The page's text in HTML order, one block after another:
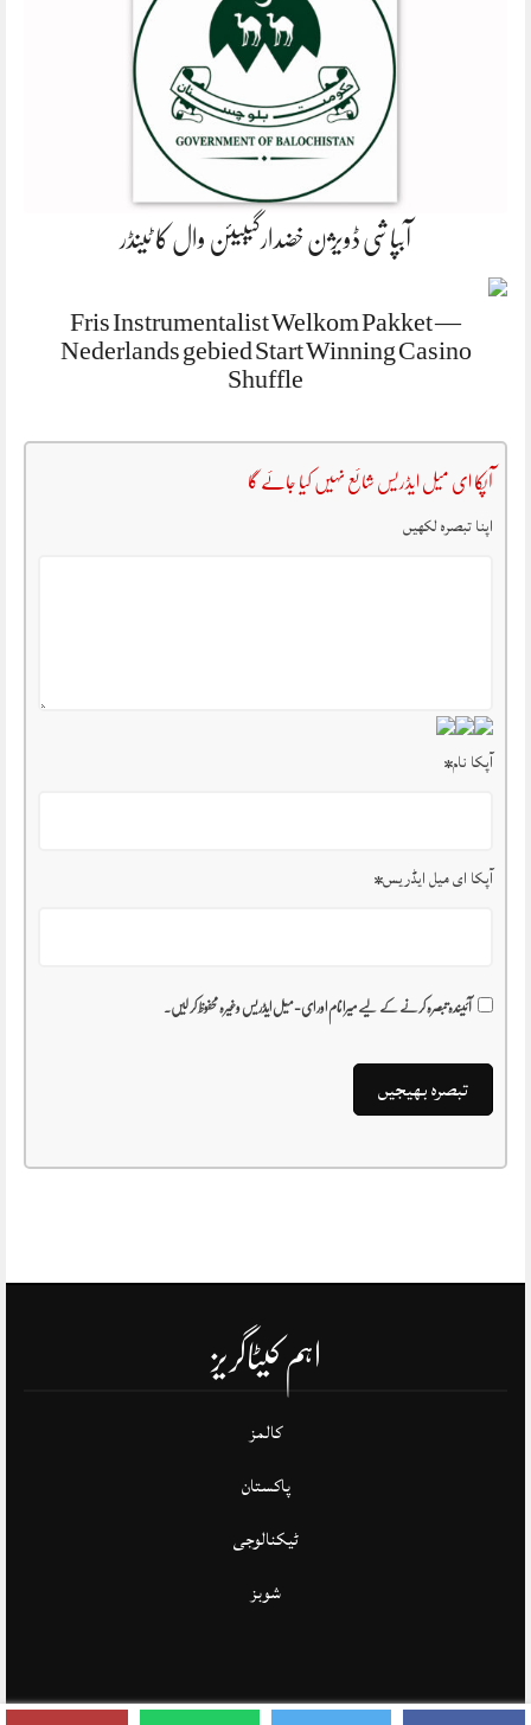
آبپاشی ڈویژن خضدارگیبیئن وال کا ٹینڈر
Fris Instrumentalist Welkom Pakket —
Nederlands gebied Start Winning Casino
Shuffle
آپکا ای میل ایڈریس شائع نہیں کیا جائے گا
اپنا تبصرہ لکھیں
آپکا نام*
آپکا ای میل ایڈریس*
آئیندہ تبصرہ کرنے کے لیے میرا نام اور ای-میل ایڈریس وغیرہ محفوظ کر لیں۔
اہم کیٹاگریز
کالمز
پاکستان
ٹیکنالوجی
شوبز